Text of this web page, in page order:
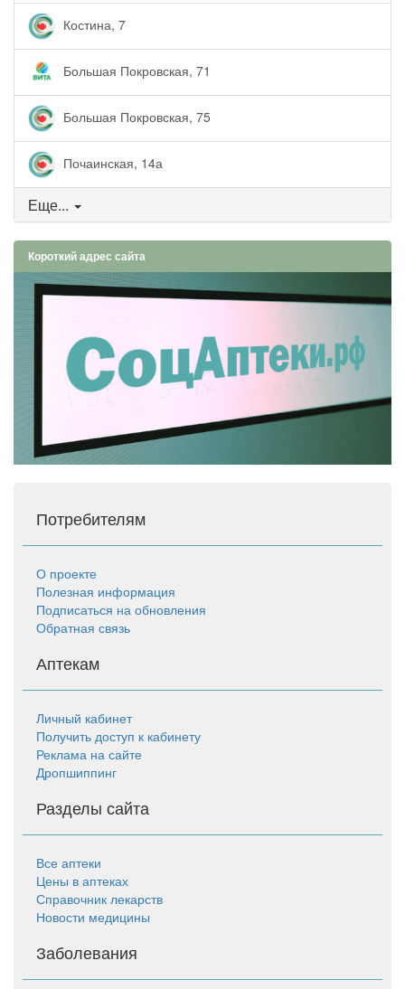
Костина, 7
Большая Покровская, 71
Большая Покровская, 75
Почаинская, 14а
Еще...
Короткий адрес сайта
Потребителям
О проекте
Полезная информация
Подписаться на обновления
Обратная связь
Аптекам
Личный кабинет
Получить доступ к кабинету
Реклама на сайте
Дропшиппинг
Разделы сайта
Все аптеки
Цены в аптеках
Справочник лекарств
Новости медицины
Заболевания